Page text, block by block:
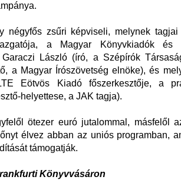
négyfős zsűri képviseli, melynek
a Magyar Könyvkiadók és
Garaczi László (író, a Szépírók
a Magyar Írószövetség elnöke), és
Eötvös Kiadó főszerkesztője, a
helyettese, a JAK tagja).
ötezer euró jutalommal, másfelől
élvez abban az uniós programban,
támogatják.
Könyvvásáron